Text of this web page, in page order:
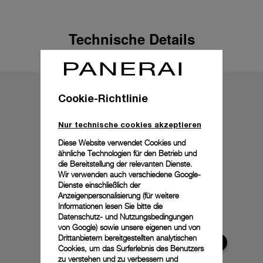
Technische Details
Cookie-Richtlinie
Nur technische cookies akzeptieren
Diese Website verwendet Cookies und
ähnliche Technologien für den Betrieb und
die Bereitstellung der relevanten Dienste.
Wir verwenden auch verschiedene Google-
Dienste einschließlich der
Anzeigenpersonalisierung (für weitere
Informationen lesen Sie bitte die
Datenschutz- und Nutzungsbedingungen
von Google) sowie unsere eigenen und von
Drittanbietern bereitgestellten analytischen
Cookies, um das Surferlebnis des Benutzers
zu verstehen und zu verbessern und